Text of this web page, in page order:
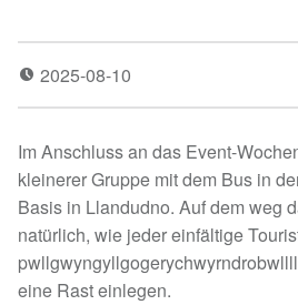
2025-08-10
Im Anschluss an das Event-
kleinerer Gruppe mit dem Bus in
Basis in Llandudno. Auf dem weg
natürlich, wie jeder einfältige
eine Rast einlegen.